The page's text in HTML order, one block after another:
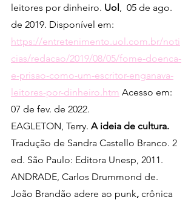
leitores por dinheiro. Uol,  05 de ago.
de 2019. Disponível em:
https://entretenimento.uol.com.br/noti
cias/redacao/2019/08/05/fome-doenca-
e-prisao-como-um-escritor-enganava-
leitores-por-dinheiro.htm Acesso em:
07 de fev. de 2022.
EAGLETON, Terry. A ideia de cultura.
Tradução de Sandra Castello Branco. 2
ed. São Paulo: Editora Unesp, 2011.
ANDRADE, Carlos Drummond de.
João Brandão adere ao punk, crônica